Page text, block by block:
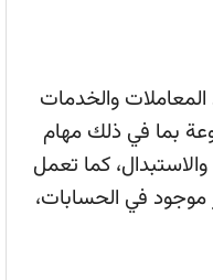
والخدمات
بما في ذلك مهام
كما تعمل
موجود في الحسابات،